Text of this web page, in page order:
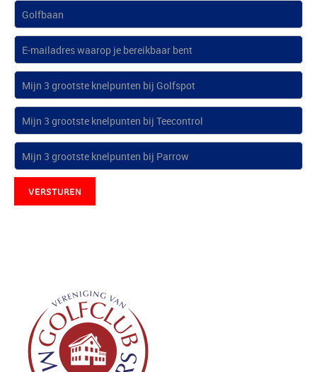
VERSTUREN